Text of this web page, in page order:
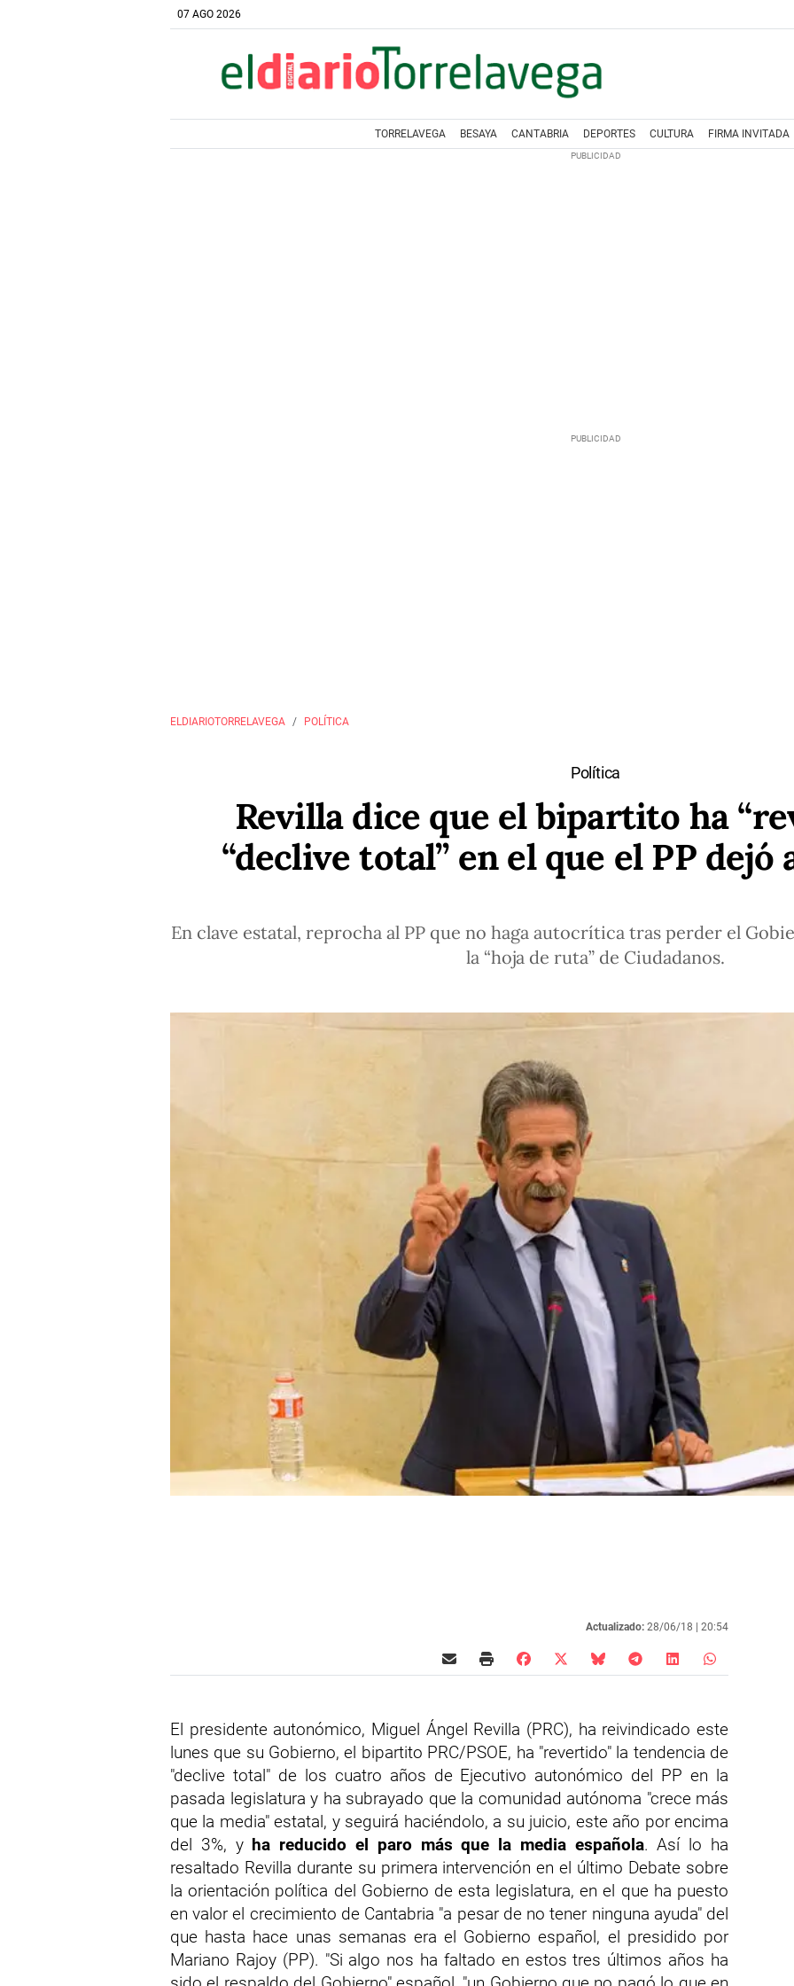
07 AGO 2026
TORRELAVEGA BESAYA CANTABRIA DEPORTES CULTURA FIRMA INVITADA
ELDIARIOTORRELAVEGA POLÍTICA
Política
Revilla dice que el bipartito ha
“declive total” en el que el PP dejó
En clave estatal, reprocha al PP que no haga autocrítica tras perder el
la “hoja de ruta” de Ciudadanos.
Actualizado: 28/06/18 | 20:54
El presidente autonómico, Miguel Ángel Revilla (PRC), ha reivindicado este
lunes que su Gobierno, el bipartito PRC/PSOE, ha "revertido" la tendencia de
"declive total" de los cuatro años de Ejecutivo autonómico del PP en la
pasada legislatura y ha subrayado que la comunidad autónoma "crece más
que la media" estatal, y seguirá haciéndolo, a su juicio, este año por encima
del 3%, y ha reducido el paro más que la media española. Así lo ha
resaltado Revilla durante su primera intervención en el último Debate sobre
la orientación política del Gobierno de esta legislatura, en el que ha puesto
en valor el crecimiento de Cantabria "a pesar de no tener ninguna ayuda" del
que hasta hace unas semanas era el Gobierno español, el presidido por
Mariano Rajoy (PP). "Si algo nos ha faltado en estos tres últimos años ha